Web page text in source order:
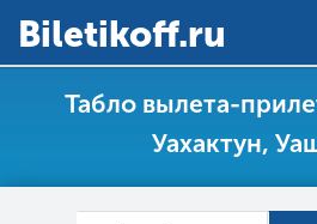
Вiletikoff.ru
Табло вылета-
Уахактун,